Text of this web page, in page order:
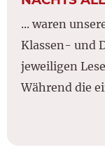
... waren
Klassen- und
jeweiligen
Während die